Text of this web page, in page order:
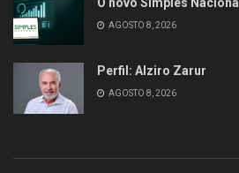
O novo Simples Nacional
AGOSTO 8, 2026
Perfil: Alziro Zarur
AGOSTO 8, 2026